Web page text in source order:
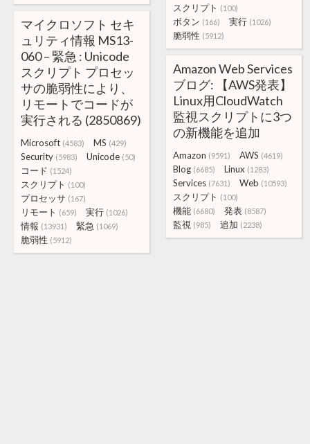
スクリプト (100)
ボタン (166) 実行 (1026)
脆弱性 (5912)
マイクロソフト セキ
ュリティ情報 MS13-
060 – 緊急 : Unicode
スクリプト プロセッ
サの脆弱性により、
リモートでコードが
実行される (2850869)
Microsoft (4583) MS (429)
Security (5983) Unicode (50)
コード (1524)
スクリプト (100)
プロセッサ (167)
リモート (659) 実行 (1026)
情報 (13931) 緊急 (1069)
脆弱性 (5912)
Amazon Web Services
ブログ: 【AWS発表】
Linux用CloudWatch
監視スクリプトに3つ
の新機能を追加
Amazon (9591) AWS (4619)
Blog (6685) Linux (1283)
Services (7631) Web (10593)
スクリプト (100)
機能 (6680) 発表 (8587)
監視 (985) 追加 (2238)